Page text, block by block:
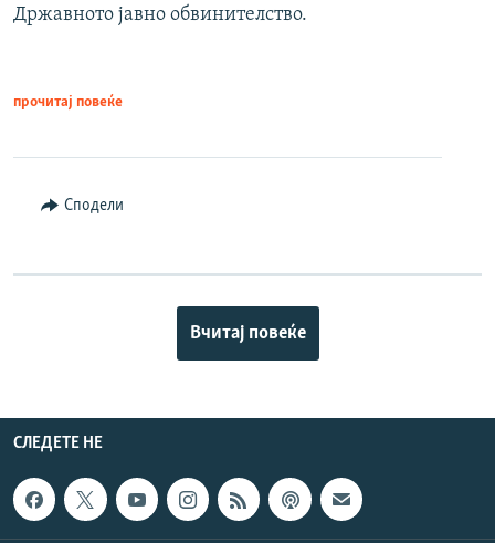
Државното јавно обвинителство.
прочитај повеќе
Сподели
Вчитај повеќе
СЛЕДЕТЕ НЕ